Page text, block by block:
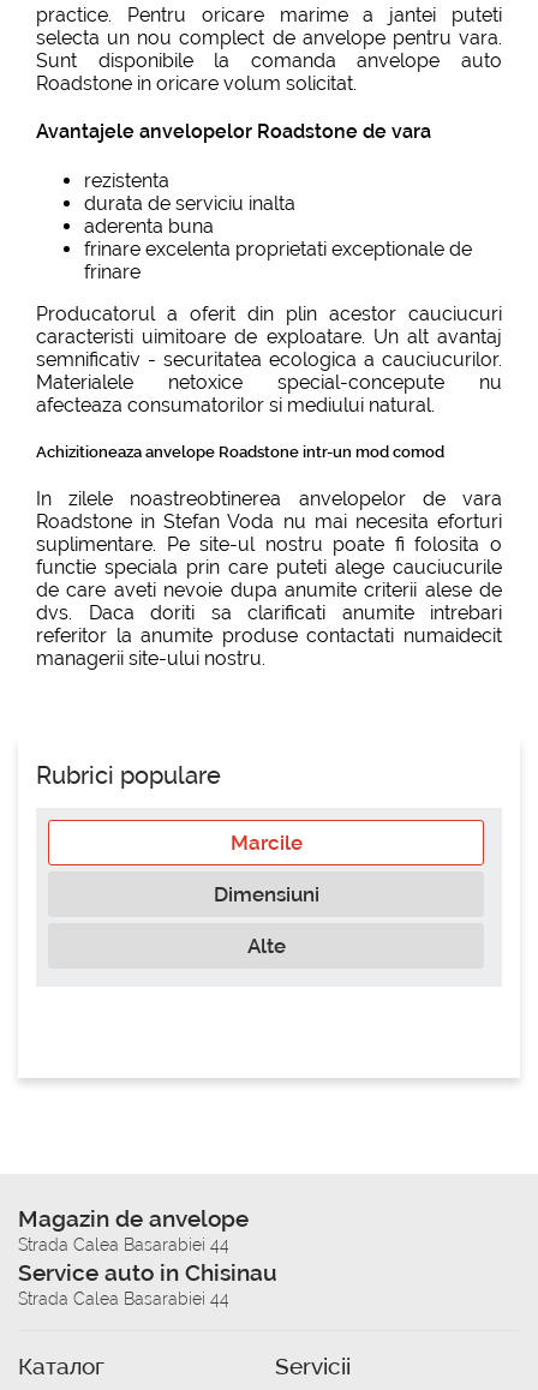
practice. Pentru oricare marime a jantei puteti
selecta un nou complect de anvelope pentru vara.
Sunt disponibile la comanda anvelope auto
Roadstone in oricare volum solicitat.
Avantajele anvelopelor Roadstone de vara
rezistenta
durata de serviciu inalta
aderenta buna
frinare excelenta proprietati exceptionale de
frinare
Producatorul a oferit din plin acestor cauciucuri
caracteristi uimitoare de exploatare. Un alt avantaj
semnificativ - securitatea ecologica a cauciucurilor.
Materialele netoxice special-concepute nu
afecteaza consumatorilor si mediului natural.
Achizitioneaza anvelope Roadstone intr-un mod comod
In zilele noastreobtinerea anvelopelor de vara
Roadstone in Stefan Voda nu mai necesita eforturi
suplimentare. Pe site-ul nostru poate fi folosita o
functie speciala prin care puteti alege cauciucurile
de care aveti nevoie dupa anumite criterii alese de
dvs. Daca doriti sa clarificati anumite intrebari
referitor la anumite produse contactati numaidecit
managerii site-ului nostru.
Rubrici populare
Marcile
Dimensiuni
Alte
Magazin de anvelope
Strada Calea Basarabiei 44
Service auto in Chisinau
Strada Calea Basarabiei 44
Каталог Servicii